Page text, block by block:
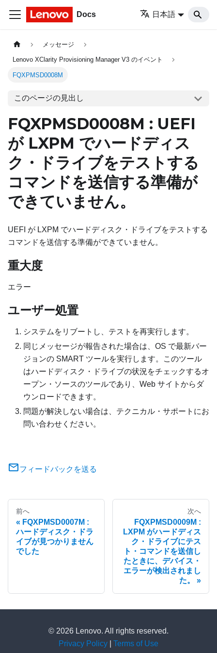
Docs 日本語
メッセージ
Lenovo XClarity Provisioning Manager V3 のイベント
FQXPMSD0008M
このページの見出し
FQXPMSD0008M : UEFI
が LXPM でハードディス
ク・ドライブをテストする
コマンドを送信する準備が
できていません。
UEFI が LXPM でハードディスク・ドライブをテストする
コマンドを送信する準備ができていません。
重大度
エラー
ユーザー処置
システムをリブートし、テストを再実行します。
同じメッセージが報告された場合は、OS で最新バー
ジョンの SMART ツールを実行します。このツール
はハードディスク・ドライブの状況をチェックするオ
ープン・ソースのツールであり、Web サイトからダ
ウンロードできます。
問題が解決しない場合は、テクニカル・サポートにお
問い合わせください。
フィードバックを送る
前へ
FQXPMSD0007M :
ハードディスク・ドラ
イブが見つかりません
でした
次へ
FQXPMSD0009M :
LXPM がハードディス
ク・ドライブにテス
ト・コマンドを送信し
たときに、デバイス・
エラーが検出されまし
た。
© 2026 Lenovo. All rights reserved.
Privacy Policy
Terms of Use